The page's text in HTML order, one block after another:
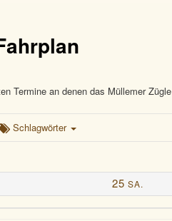
Termine an denen das Müllemer
Schlagwörter
25 SA.